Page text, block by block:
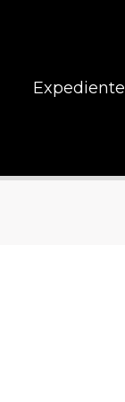
Expediente